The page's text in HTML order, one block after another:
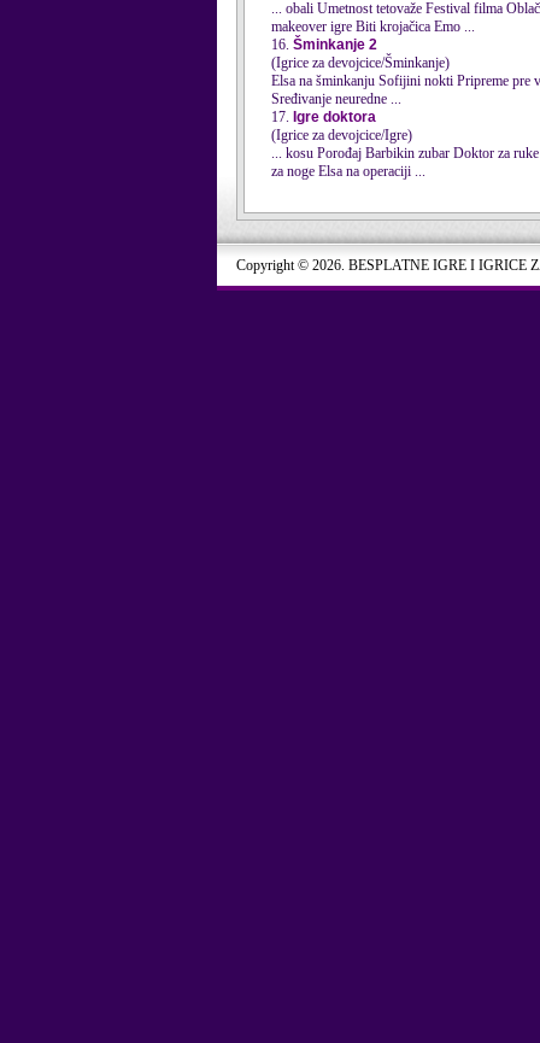
makeover igre Biti krojačica Emo ...
16. Šminkanje 2
(Igrice za devojcice/Šminkanje)
Elsa na šminkanju Sofijini nokti Pripreme pre venčanja Praznici na Floridi Biti kul učiteljica Super frizer Sminkanje kineskinje U šumi Stil noktiju
Sređivanje neuredne ...
17. Igre doktora
(Igrice za devojcice/Igre)
... kosu Porođaj Barbikin zubar Doktor za ruke Doktor za ponije Zubar vampira Ginger kod dentiste Trudnica kod doktora Bebi injekcije Doktor
za noge Elsa na operaciji ...
Copyright © 2026. BESPLATNE IGRE I IGRICE